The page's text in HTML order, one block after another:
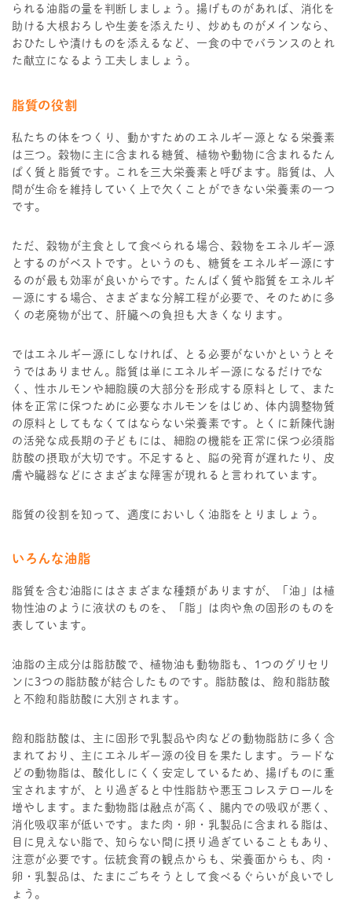
られる油脂の量を判断しましょう。揚げものがあれば、消化を
助ける大根おろしや生姜を添えたり、炒めものがメインなら、
おひたしや漬けものを添えるなど、一食の中でバランスのとれ
た献立になるよう工夫しましょう。
脂質の役割
私たちの体をつくり、動かすためのエネルギー源となる栄養素
は三つ。穀物に主に含まれる糖質、植物や動物に含まれるたん
ぱく質と脂質です。これを三大栄養素と呼びます。脂質は、人
間が生命を維持していく上で欠くことができない栄養素の一つ
です。
ただ、穀物が主食として食べられる場合、穀物をエネルギー源
とするのがベストです。というのも、糖質をエネルギー源にす
るのが最も効率が良いからです。たんぱく質や脂質をエネルギ
ー源にする場合、さまざまな分解工程が必要で、そのために多
くの老廃物が出て、肝臓への負担も大きくなります。
ではエネルギー源にしなければ、とる必要がないかというとそ
うではありません。脂質は単にエネルギー源になるだけでな
く、性ホルモンや細胞膜の大部分を形成する原料として、また
体を正常に保つために必要なホルモンをはじめ、体内調整物質
の原料としてもなくてはならない栄養素です。とくに新陳代謝
の活発な成長期の子どもには、細胞の機能を正常に保つ必須脂
肪酸の摂取が大切です。不足すると、脳の発育が遅れたり、皮
膚や臓器などにさまざまな障害が現れると言われています。
脂質の役割を知って、適度においしく油脂をとりましょう。
いろんな油脂
脂質を含む油脂にはさまざまな種類がありますが、「油」は植
物性油のように液状のものを、「脂」は肉や魚の固形のものを
表しています。
油脂の主成分は脂肪酸で、植物油も動物脂も、1つのグリセリ
ンに3つの脂肪酸が結合したものです。脂肪酸は、飽和脂肪酸
と不飽和脂肪酸に大別されます。
飽和脂肪酸は、主に固形で乳製品や肉などの動物脂肪に多く含
まれており、主にエネルギー源の役目を果たします。ラードな
どの動物脂は、酸化しにくく安定しているため、揚げものに重
宝されますが、とり過ぎると中性脂肪や悪玉コレステロールを
増やします。また動物脂は融点が高く、腸内での吸収が悪く、
消化吸収率が低いです。また肉・卵・乳製品に含まれる脂は、
目に見えない脂で、知らない間に摂り過ぎていることもあり、
注意が必要です。伝統食育の観点からも、栄養面からも、肉・
卵・乳製品は、たまにごちそうとして食べるぐらいが良いでし
ょう。